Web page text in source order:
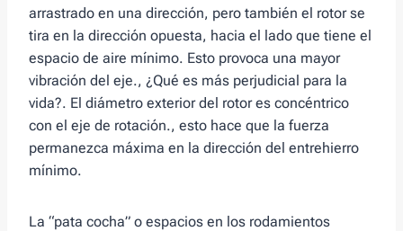
arrastrado en una dirección, pero también el rotor se
tira en la dirección opuesta, hacia el lado que tiene el
espacio de aire mínimo. Esto provoca una mayor
vibración del eje., ¿Qué es más perjudicial para la
vida?. El diámetro exterior del rotor es concéntrico
con el eje de rotación., esto hace que la fuerza
permanezca máxima en la dirección del entrehierro
mínimo.
La “pata cocha” o espacios en los rodamientos